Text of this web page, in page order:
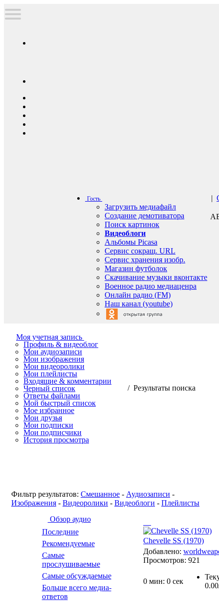
Гость
Загрузить медиафайл
Создание демотиватора
Поиск картинок
Видеоблоги
Альбомы Picasa
Сервис сокращ. URL
Сервис хранения изобр.
Магазин футболок
Скачивание музыки вконтакте
Военное радио медиаценра
Онлайн радио (FM)
Наш канал (youtube)
|
Моя учетная запись
Профиль & видеоблог
Мои аудиозаписи
Мои изображения
Мои видеоролики
Мои плейлисты
Входящие & комментарии
Черный список
Ответы файлами
Мой быстрый список
Мое избранное
Мои друзья
Мои подписки
Мои подписчики
История просмотра
/ Результаты поиска
Фильтр результатов: Смешанное - Аудиозаписи -
Изображения - Видеоролики - Видеоблоги - Плейлисты
Обзор аудио
Последние
Рекомендуемые
Самые
прослушиваемые
Самые обсуждаемые
Больше всего медиа-
ответов
Chevelle SS (1970)
Добавлено:
Просмотров: 921
0 мин: 0 сек